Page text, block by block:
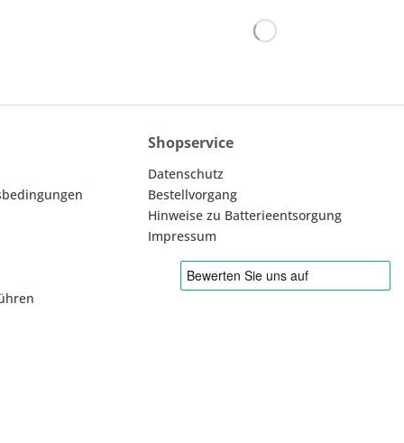
Shopservice
Datenschutz
Bestellvorgang
Hinweise zu Batterieentsorgung
Impressum